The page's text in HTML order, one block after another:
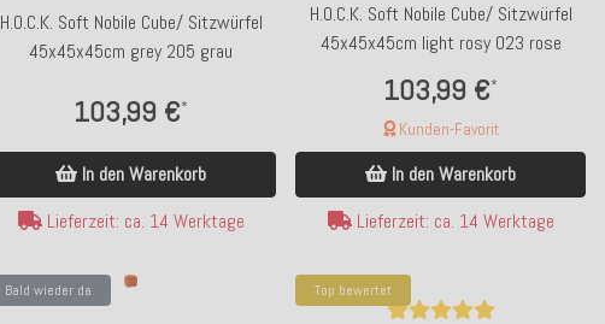
H.O.C.K. Soft Nobile Cube/ Sitzwürfel
45x45x45cm grey 205 grau
103,99 €*
In den Warenkorb
Lieferzeit: ca. 14 Werktage
H.O.C.K. Soft Nobile Cube/ Sitzwürfel
45x45x45cm light rosy 023 rose
103,99 €*
Kunden-Favorit
In den Warenkorb
Lieferzeit: ca. 14 Werktage
Bald wieder da Top bewertet